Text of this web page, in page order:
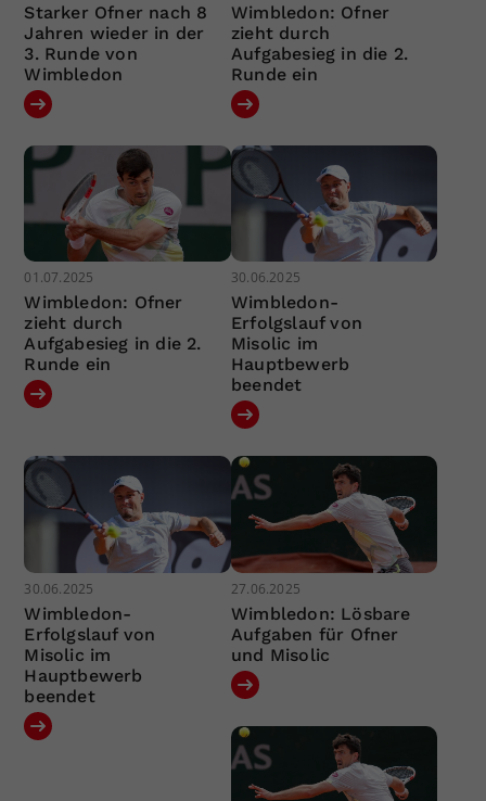
Starker Ofner nach 8
Jahren wieder in der
3. Runde von
Wimbledon
Wimbledon: Ofner
zieht durch
Aufgabesieg in die 2.
Runde ein
01.07.2025
Wimbledon: Ofner
zieht durch
Aufgabesieg in die 2.
Runde ein
30.06.2025
Wimbledon-
Erfolgslauf von
Misolic im
Hauptbewerb
beendet
30.06.2025
Wimbledon-
Erfolgslauf von
Misolic im
Hauptbewerb
beendet
27.06.2025
Wimbledon: Lösbare
Aufgaben für Ofner
und Misolic